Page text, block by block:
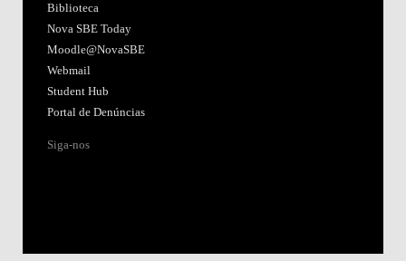
Biblioteca
Nova SBE Today
Moodle@NovaSBE
Webmail
Student Hub
Portal de Denúncias
Siga-nos